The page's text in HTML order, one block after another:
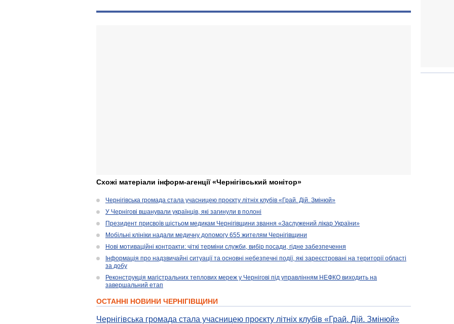
Схожі матеріали інформ-агенції «Чернігівський монітор»
Чернігівська громада стала учасницею проєкту літніх клубів «Грай. Дій. Змінюй»
У Чернігові вшанували українців, які загинули в полоні
Президент присвоїв шістьом медикам Чернігівщини звання «Заслужений лікар України»
Мобільні клініки надали медичну допомогу 655 жителям Чернігівщини
Нові мотиваційні контракти: чіткі терміни служби, вибір посади, гідне забезпечення
Інформація про надзвичайні ситуації та основні небезпечні події, які зареєстровані на території області
за добу
Реконструкція магістральних теплових мереж у Чернігові під управлінням НЕФКО виходить на
завершальний етап
ОСТАННІ НОВИНИ ЧЕРНІГІВЩИНИ
Чернігівська громада стала учасницею проєкту літніх клубів «Грай. Дій. Змінюй»